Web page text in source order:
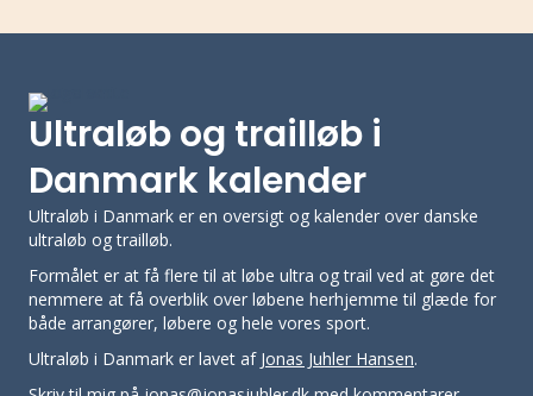
Ultraløb og trailløb i
Danmark kalender
Ultraløb i Danmark er en oversigt og kalender over danske
ultraløb og trailløb.
Formålet er at få flere til at løbe ultra og trail ved at gøre det
nemmere at få overblik over løbene herhjemme til glæde for
både arrangører, løbere og hele vores sport.
Ultraløb i Danmark er lavet af Jonas Juhler Hansen.